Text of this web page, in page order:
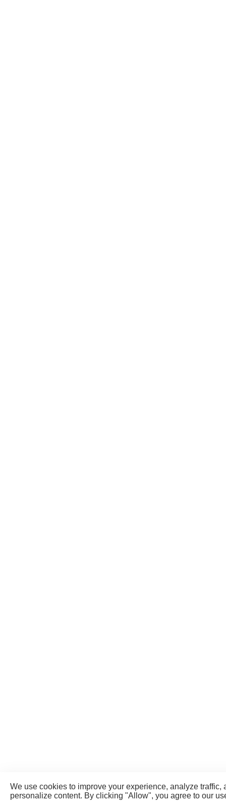
We use cookies to improve your experience, analyze traffic,
personalize content. By clicking "Allow", you agree to our